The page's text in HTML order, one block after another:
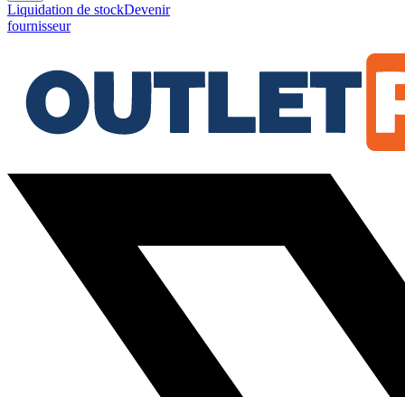
Liquidation de stockDevenir
fournisseur